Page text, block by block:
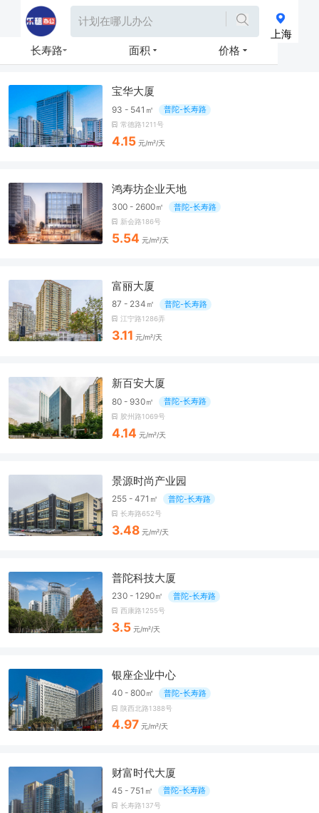
上海
长寿路
面积 价格
宝华大厦
93 - 541㎡ 普陀-长寿路
常德路1211号
4.15 元/m²/天
鸿寿坊企业天地
300 - 2600㎡ 普陀-长寿路
新会路186号
5.54 元/m²/天
富丽大厦
87 - 234㎡ 普陀-长寿路
江宁路1286弄
3.11 元/m²/天
新百安大厦
80 - 930㎡ 普陀-长寿路
胶州路1069号
4.14 元/m²/天
景源时尚产业园
255 - 471㎡ 普陀-长寿路
长寿路652号
3.48 元/m²/天
普陀科技大厦
230 - 1290㎡ 普陀-长寿路
西康路1255号
3.5 元/m²/天
银座企业中心
40 - 800㎡ 普陀-长寿路
陕西北路1388号
4.97 元/m²/天
财富时代大厦
45 - 751㎡ 普陀-长寿路
长寿路137号